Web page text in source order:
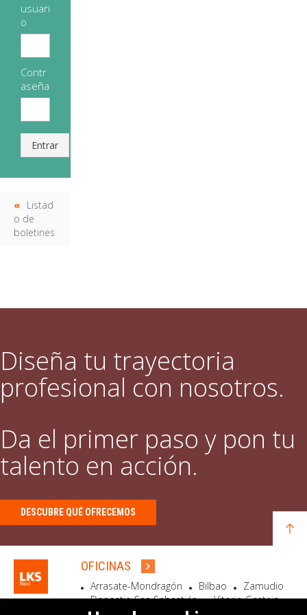
usuari
o
Contr
aseña
Entrar
Listad
o de
boletines
Diseña tu trayectoria
profesional con nosotros.
Da el primer paso y pon tu
talento en acción.
DESCUBRE QUÉ OFRECEMOS
OFICINAS
Arrasate-Mondragón Bilbao
Zamudio
Donostia-San Sebastián
Vitoria-Gasteiz